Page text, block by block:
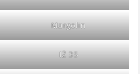
Margolin
IŻ 35